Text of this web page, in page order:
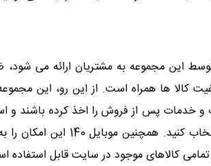
این مجموعه به مشتریان ارائه می
کالا ها همراه است. از این رو، این
و خدمات پس از فروش را اخذ کرده باشند و
کالاهای موجود در سایت قابل استفاده